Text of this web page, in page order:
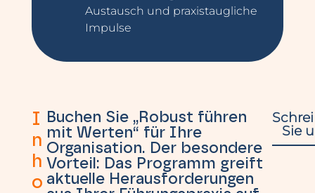
Austausch und praxistaugliche
Impulse
I
n
h
o
Buchen Sie „Robust führen
mit Werten“ für Ihre
Organisation. Der besondere
Vorteil: Das Programm greift
aktuelle Herausforderungen
Sie